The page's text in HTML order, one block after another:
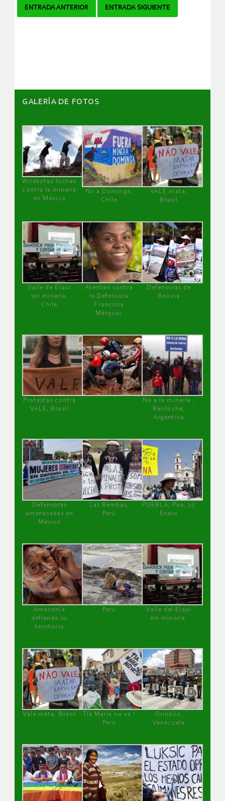
Navegador
ENTRADA ANTERIOR ENTRADA SIGUIENTE
GALERÌA DE FOTOS
Wirakutas luchan
contra la minería
en México
No a Dominga,
Chile
VALE mata,
Brasil
Valle de Elqui
sin minería.
Chile
Atentan contra
la Defensora
Francisca
Márquez
Defensoras de
Bolivia
Protestas contra
VALE, Brasil
No a la minería ,
Bariloche,
Argentina
Defensoras
amenazadas en
México
Las Bambas,
Perú
PUEBLA, Pue, 27
Enero
Amazonía
defiende su
territorio
Perú
Valle del Elqui
sin minería.
Vale mata, Brasil
Tía María no va !
Perú
Orinoco,
Venezuela